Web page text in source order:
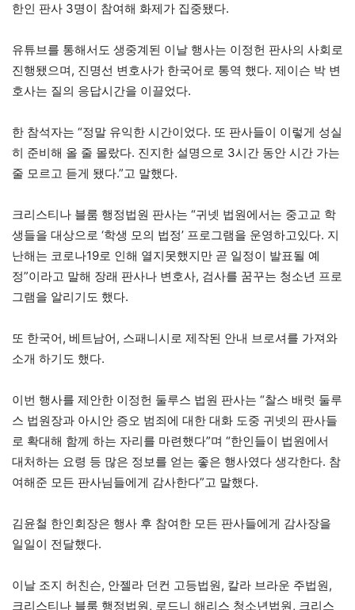
한인 판사 3명이 참여해 화제가 집중됐다.
유튜브를 통해서도 생중계된 이날 행사는 이정헌 판사의 사회로
진행됐으며, 진명선 변호사가 한국어로 통역 했다. 제이슨 박 변
호사는 질의 응답시간을 이끌었다.
한 참석자는 “정말 유익한 시간이었다. 또 판사들이 이렇게 성실
히 준비해 올 줄 몰랐다. 진지한 설명으로 3시간 동안 시간 가는
줄 모르고 듣게 됐다.”고 말했다.
크리스티나 블룸 행정법원 판사는 “귀넷 법원에서는 중고교 학
생들을 대상으로 ‘학생 모의 법정’ 프로그램을 운영하고있다. 지
난해는 코로나19로 인해 열지못했지만 곧 일정이 발표될 예
정”이라고 말해 장래 판사나 변호사, 검사를 꿈꾸는 청소년 프로
그램을 알리기도 했다.
또 한국어, 베트남어, 스패니시로 제작된 안내 브로셔를 가져와
소개 하기도 했다.
이번 행사를 제안한 이정헌 둘루스 법원 판사는 “찰스 배럿 둘루
스 법원장과 아시안 증오 범죄에 대한 대화 도중 귀넷의 판사들
로 확대해 함께 하는 자리를 마련했다”며 “한인들이 법원에서
대처하는 요령 등 많은 정보를 얻는 좋은 행사였다 생각한다. 참
여해준 모든 판사님들에게 감사한다”고 말했다.
김윤철 한인회장은 행사 후 참여한 모든 판사들에게 감사장을
일일이 전달했다.
이날 조지 허친슨, 안젤라 던컨 고등법원, 칼라 브라운 주법원,
크리스티나 블룸 행정법원, 로드니 해리스 청소년법원, 크리스